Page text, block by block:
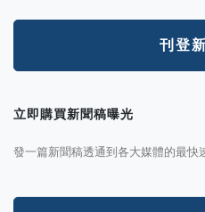
刊登
立即購買新聞稿曝光
發一篇新聞稿透通到各大媒體的最快